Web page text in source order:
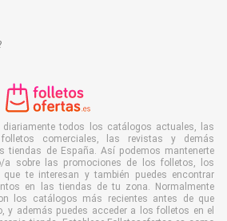
diariamente todos los catálogos actuales, las
comerciales, las revistas y demás
tiendas de España. Así podemos mantenerte
a sobre las promociones de los folletos, los
te interesan y también puedes encontrar
en las tiendas de tu zona. Normalmente
los catálogos más recientes antes de que
y además puedes acceder a los folletos en el